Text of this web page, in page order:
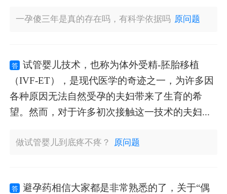
一孕傻三年是真的存在吗，有科学依据吗 原问题
答
试管婴儿技术，也称为体外受精-胚胎移植
（IVF-ET），是现代医学的奇迹之一，为许多因
各种原因无法自然受孕的夫妇带来了生育的希
望。然而，对于许多初次接触这一技术的夫妇...
做试管婴儿到底疼不疼？ 原问题
答
避孕药相信大家都是非常熟悉的了，关于“偶